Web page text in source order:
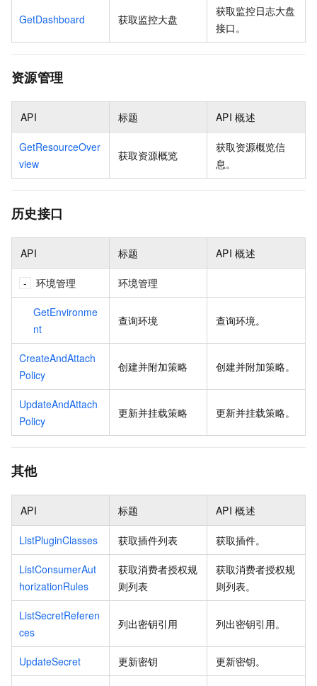
GetDashboard 获取监控大盘
获取监控日志大盘
接口。
资源管理
API 标题 API 概述
GetResourceOver
view
获取资源概览
获取资源概览信
息。
历史接口
API 标题 API 概述
环境管理 环境管理
GetEnvironme
nt
查询环境 查询环境。
CreateAndAttach
Policy
创建并附加策略 创建并附加策略。
UpdateAndAttach
Policy
更新并挂载策略 更新并挂载策略。
其他
API 标题 API 概述
ListPluginClasses 获取插件列表 获取插件。
ListConsumerAut
horizationRules
获取消费者授权规
则列表
获取消费者授权规
则列表。
ListSecretReferen
ces
列出密钥引用 列出密钥引用。
UpdateSecret 更新密钥 更新密钥。